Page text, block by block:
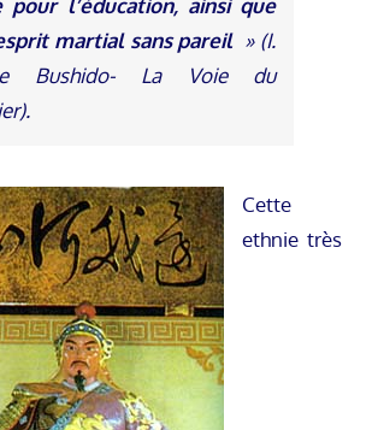
martial sans pareil» (I.
Bushido- La Voie du
Cette
ethnie très